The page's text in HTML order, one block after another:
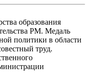
образования
РМ. Медаль
политики в области
труд.